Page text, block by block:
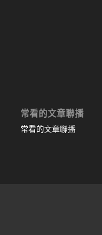
常看的文章聯播
常看的文章聯播